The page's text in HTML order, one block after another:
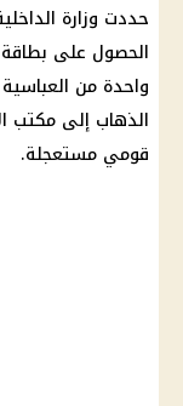
حددت وزارة
الحصول على
واحدة من
الذهاب إلى مكتب
قومي مستعجلة.